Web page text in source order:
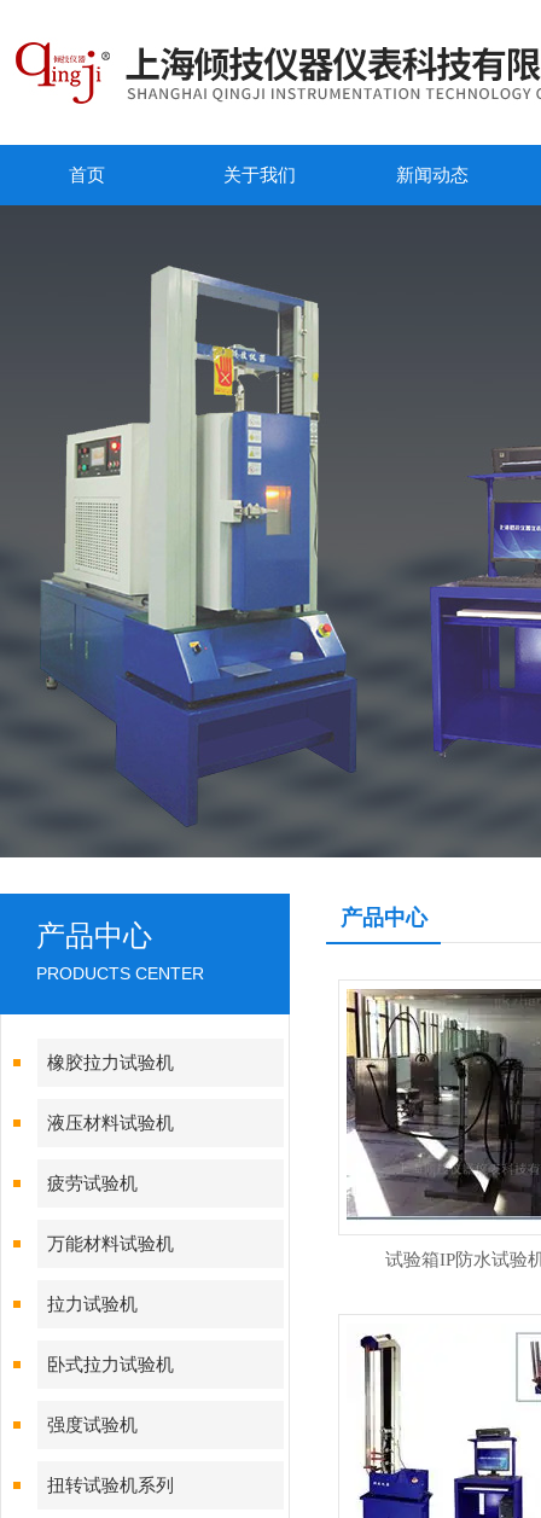
首页 关于我们 新闻动态
产品中心
PRODUCTS CENTER
橡胶拉力试验机
液压材料试验机
疲劳试验机
万能材料试验机
拉力试验机
卧式拉力试验机
强度试验机
扭转试验机系列
产品中心
试验箱IP防水试验